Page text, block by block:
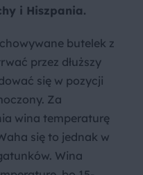
i Hiszpania.
butelek z
przez dłuższy
się w pozycji
Za
wina temperaturę
się to jednak w
Wina